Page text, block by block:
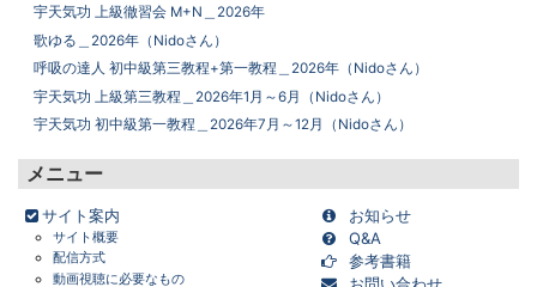
宇天気功 上級徹習会 M+N＿2026年
歌ゆる＿2026年（Nidoさん）
呼吸の達人 初中級第三教程+第一教程＿2026年（Nidoさん）
宇天気功 上級第三教程＿2026年1月～6月（Nidoさん）
宇天気功 初中級第一教程＿2026年7月～12月（Nidoさん）
メニュー
サイト案内
サイト概要
配信方式
動画視聴に必要なもの
お知らせ
Q&A
参考書籍